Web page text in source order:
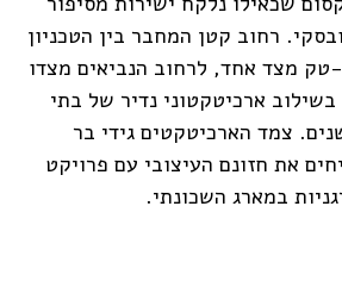
רחוב קטן המחבר בין הטכניון
טק מצד אחד, לרחוב הנביאים מצדו
ארכיטקטוני נדיר של בתי
צמד הארכיטקטים גידי בר
את חזונם העיצובי עם פרויקט
במארג השכונתי.